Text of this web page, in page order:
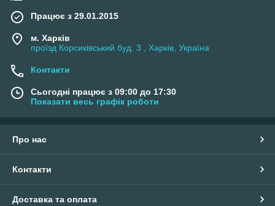
Працює з 29.01.2015
м. Харків
проїзд Корсиківський буд. 3 , Харків, Україна
Контакти
Сьогодні працює з 09:00 до 17:30
Показати весь графік роботи
Про нас
Контакти
Доставка та оплата